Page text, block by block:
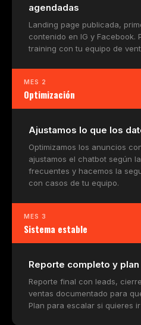
agendadas
Landing page publicada,
contenido en IG y Facebook.
training con tu equipo de
MES 2
Optimización
Ajustamos lo que los
Optimizamos los anuncios
ajustamos el chatbot según
frecuentes y hacemos la
con casos de tu equipo.
MES 3
Sistema estable
Reporte completo y
Reporte final con leads,
ventas documentado para
Plan para escalar si quieres